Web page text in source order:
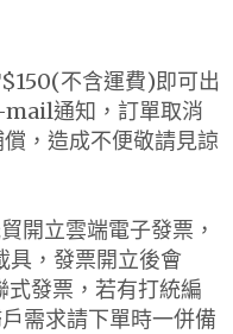
不含運費)即可出
mail通知，訂單取消
，造成不便敬請見諒
開立雲端電子發票，
，發票開立後會
發票，若有打統編
需求請下單時一併備